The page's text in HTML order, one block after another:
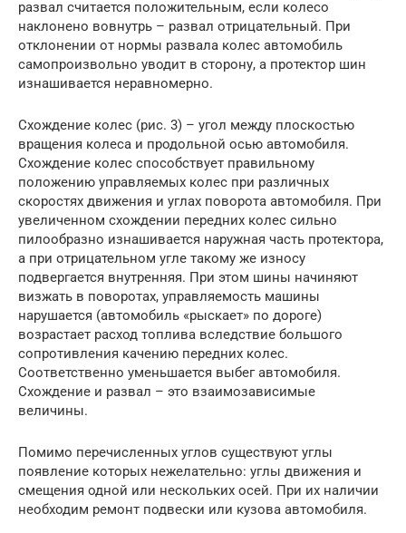
развал считается положительным, если колесо
наклонено вовнутрь – развал отрицательный. При
отклонении от нормы развала колес автомобиль
самопроизвольно уводит в сторону, а протектор шин
изнашивается неравномерно.
Схождение колес (рис. 3) – угол между плоскостью
вращения колеса и продольной осью автомобиля.
Схождение колес способствует правильному
положению управляемых колес при различных
скоростях движения и углах поворота автомобиля. При
увеличенном схождении передних колес сильно
пилообразно изнашивается наружная часть протектора,
а при отрицательном угле такому же износу
подвергается внутренняя. При этом шины начиняют
визжать в поворотах, управляемость машины
нарушается (автомобиль «рыскает» по дороге)
возрастает расход топлива вследствие большого
сопротивления качению передних колес.
Соответственно уменьшается выбег автомобиля.
Схождение и развал – это взаимозависимые
величины.
Помимо перечисленных углов существуют углы
появление которых нежелательно: углы движения и
смещения одной или нескольких осей. При их наличии
необходим ремонт подвески или кузова автомобиля.